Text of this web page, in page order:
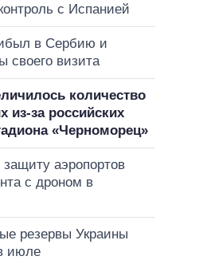
с Испанией
в Сербию и
своего визита
количество
из-за российских
«Черноморец»
аэропортов
с дроном в
резервы Украины
июле